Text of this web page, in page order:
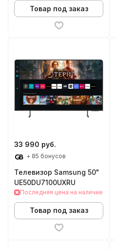
Товар под заказ
33 990 руб.
+ 85 бонусов
Телевизор Samsung 50"
UE50DU7100UXRU
Последняя цена на наличие
Товар под заказ